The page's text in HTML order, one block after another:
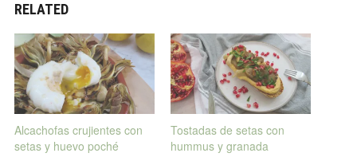
RELATED
Alcachofas crujientes con
setas y huevo poché
Tostadas de setas con
hummus y granada